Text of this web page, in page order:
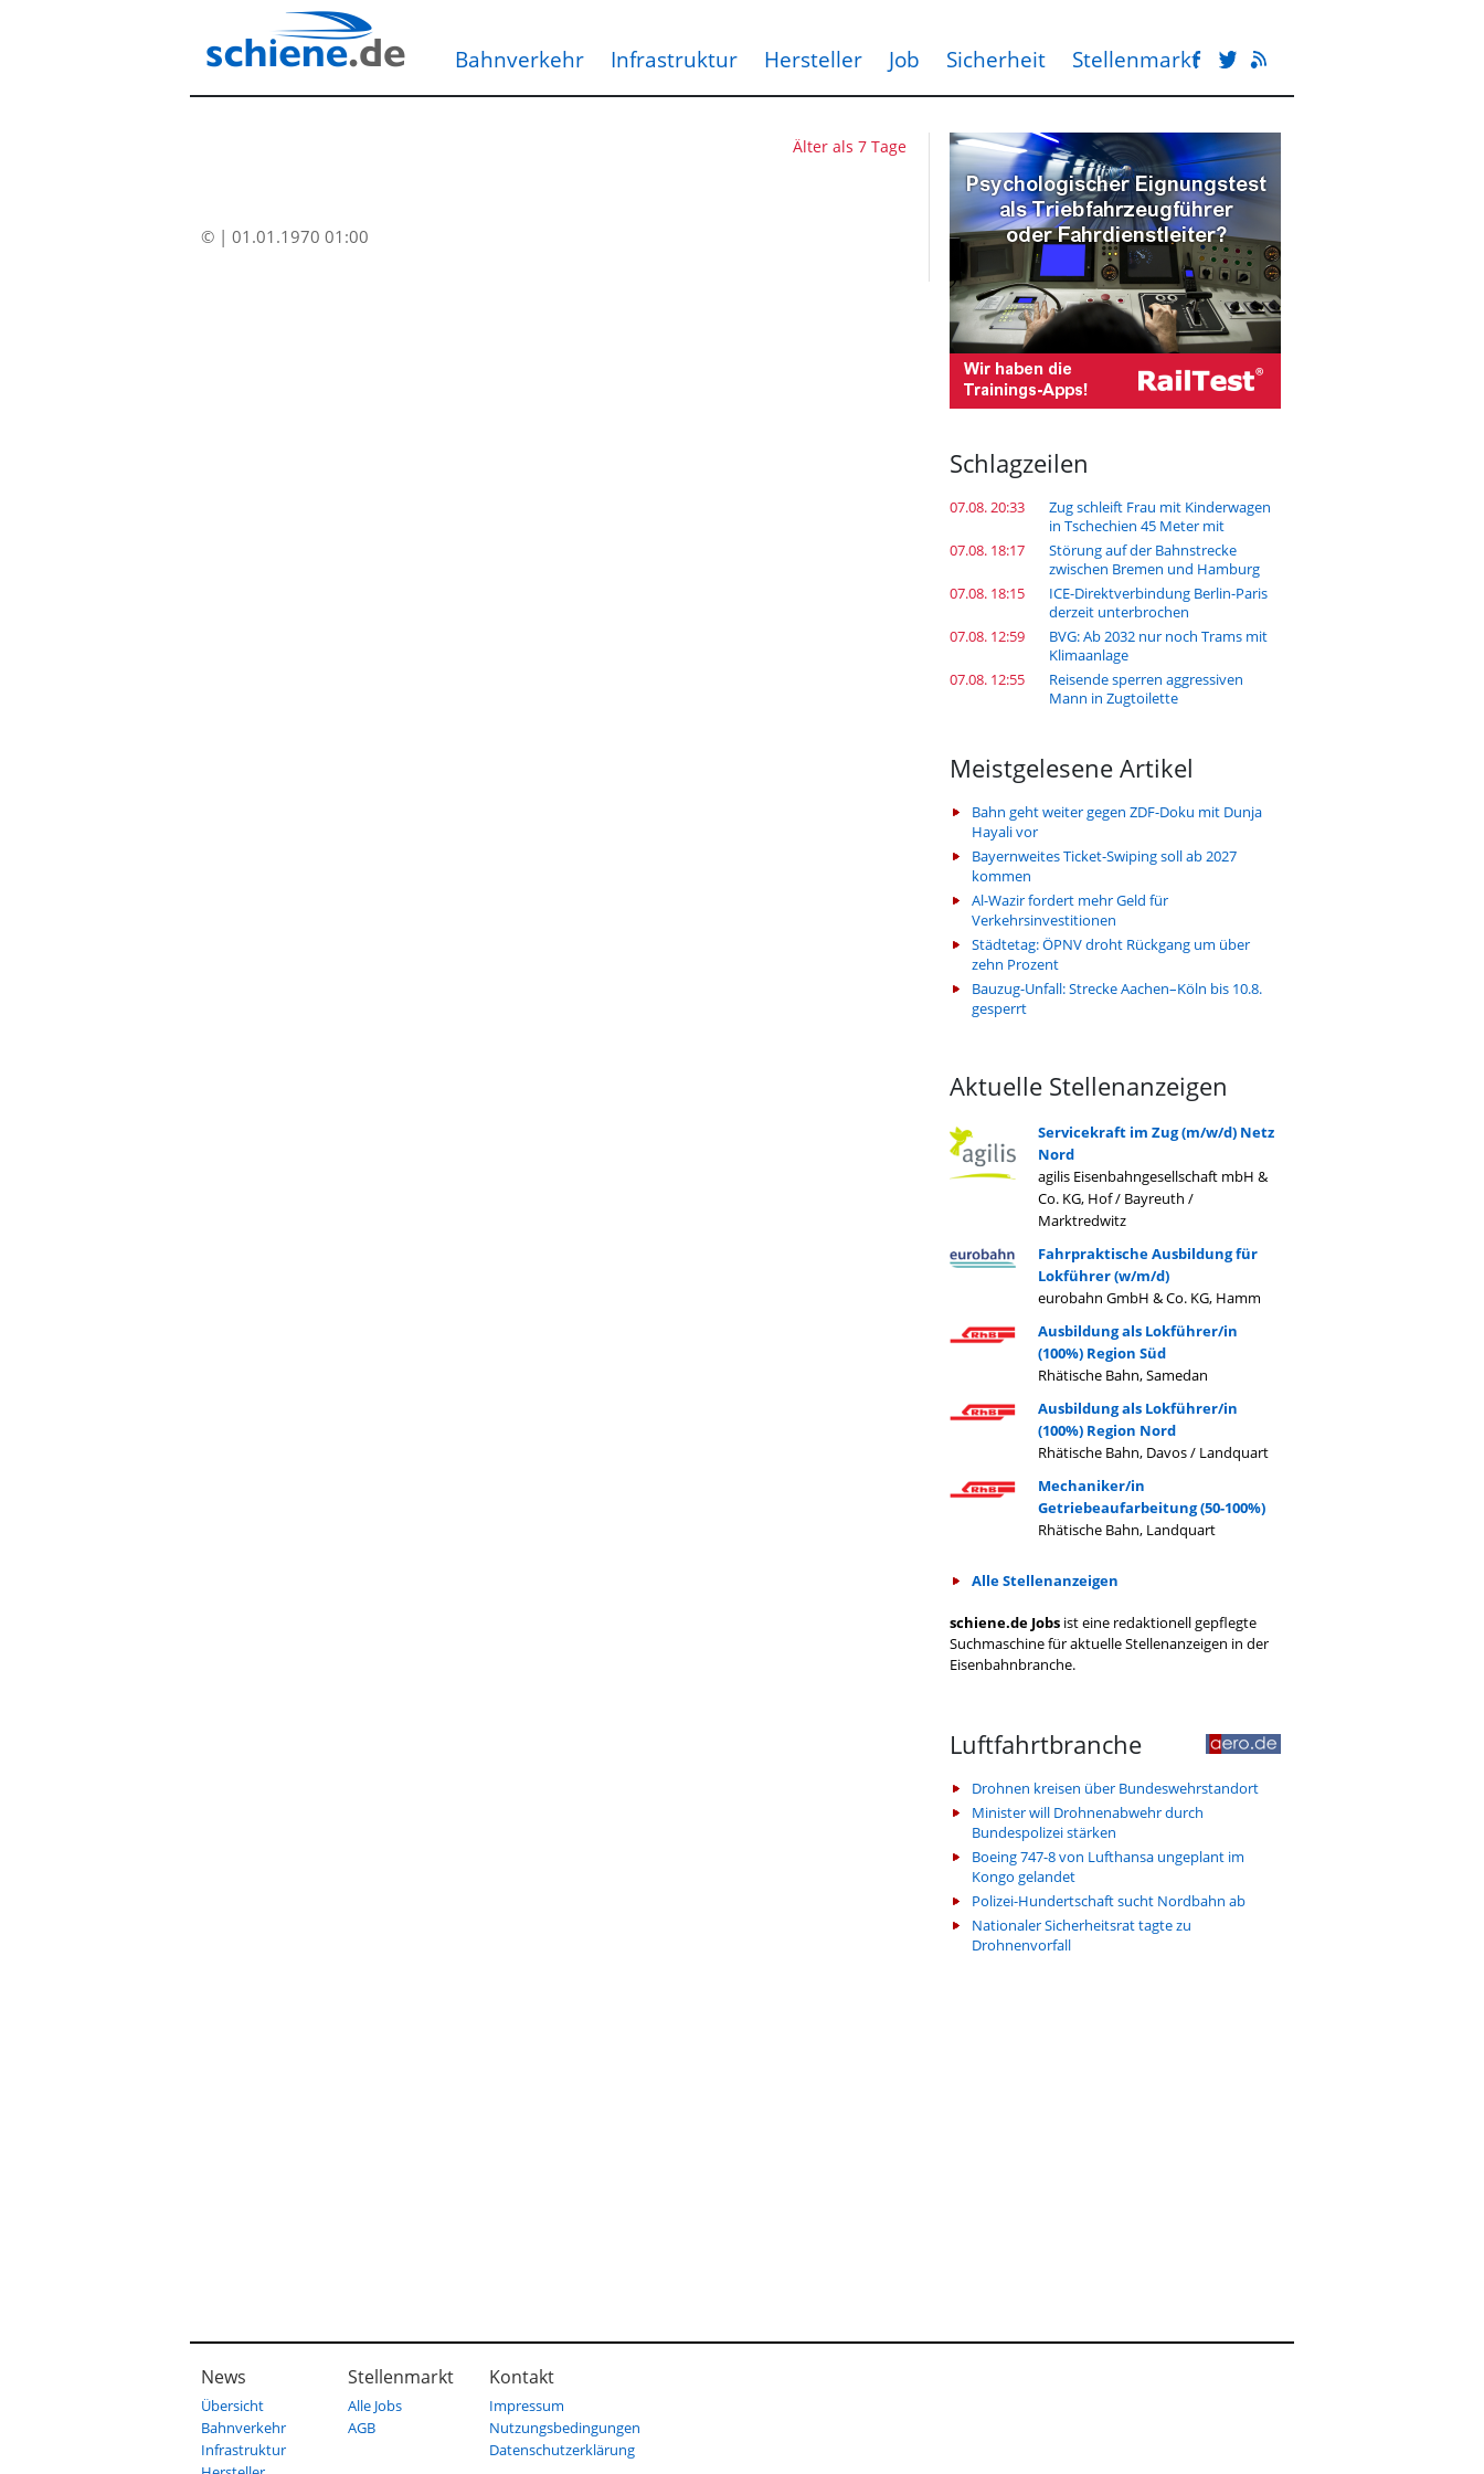
Bahnverkehr Infrastruktur Hersteller Job Sicherheit Stellenmarkt
Älter als 7 Tage
© | 01.01.1970 01:00
Schlagzeilen
07.08. 20:33
Zug schleift Frau mit Kinderwagen
in Tschechien 45 Meter mit
07.08. 18:17
Störung auf der Bahnstrecke
zwischen Bremen und Hamburg
07.08. 18:15
ICE-Direktverbindung Berlin-Paris
derzeit unterbrochen
07.08. 12:59
BVG: Ab 2032 nur noch Trams mit
Klimaanlage
07.08. 12:55
Reisende sperren aggressiven
Mann in Zugtoilette
Meistgelesene Artikel
Bahn geht weiter gegen ZDF-Doku mit Dunja
Hayali vor
Bayernweites Ticket-Swiping soll ab 2027
kommen
Al-Wazir fordert mehr Geld für
Verkehrsinvestitionen
Städtetag: ÖPNV droht Rückgang um über
zehn Prozent
Bauzug-Unfall: Strecke Aachen–Köln bis 10.8.
gesperrt
Aktuelle Stellenanzeigen
Servicekraft im Zug (m/w/d) Netz
Nord
agilis Eisenbahngesellschaft mbH &
Co. KG, Hof / Bayreuth /
Marktredwitz
Fahrpraktische Ausbildung für
Lokführer (w/m/d)
eurobahn GmbH & Co. KG, Hamm
Ausbildung als Lokführer/in
(100%) Region Süd
Rhätische Bahn, Samedan
Ausbildung als Lokführer/in
(100%) Region Nord
Rhätische Bahn, Davos / Landquart
Mechaniker/in
Getriebeaufarbeitung (50-100%)
Rhätische Bahn, Landquart
Alle Stellenanzeigen
schiene.de Jobs ist eine redaktionell gepflegte
Suchmaschine für aktuelle Stellenanzeigen in der
Eisenbahnbranche.
Luftfahrtbranche
Drohnen kreisen über Bundeswehrstandort
Minister will Drohnenabwehr durch
Bundespolizei stärken
Boeing 747-8 von Lufthansa ungeplant im
Kongo gelandet
Polizei-Hundertschaft sucht Nordbahn ab
Nationaler Sicherheitsrat tagte zu
Drohnenvorfall
News
Übersicht
Bahnverkehr
Infrastruktur
Stellenmarkt
Alle Jobs
AGB
Kontakt
Impressum
Nutzungsbedingungen
Datenschutzerklärung